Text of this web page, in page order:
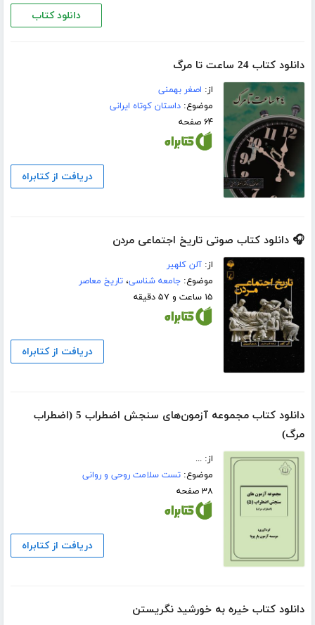
دانلود کتاب
دانلود کتاب 24 ساعت تا مرگ
از: اصغر بهمنی
موضوع:داستان کوتاه ایرانی
۶۴ صفحه
دریافت از کتابراه
🎧 دانلود کتاب صوتی تاریخ اجتماعی مردن
از:آلن کلهیر
موضوع:جامعه شناسی،تاریخ معاصر
۱۵ ساعت و ۵۷ دقیقه
دریافت از کتابراه
دانلود کتاب مجموعه آزمون‌های سنجش اضطراب 5 (اضطراب
مرگ)
از: ...
موضوع:تست سلامت روحی و روانی
۳۸ صفحه
دریافت از کتابراه
دانلود کتاب خیره به خورشید نگریستن